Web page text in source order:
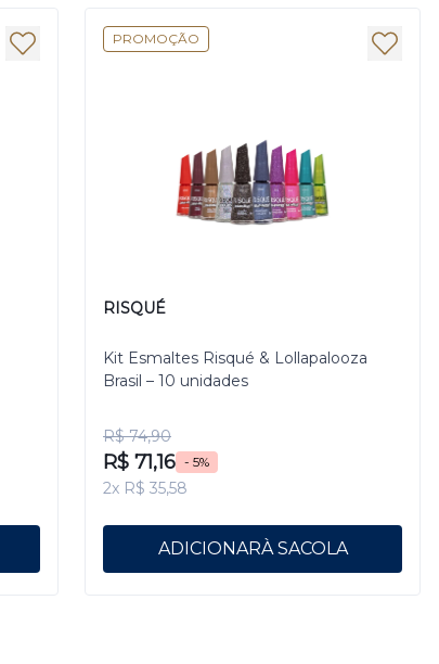
PROMOÇÃO
RISQUÉ
Kit Esmaltes Risqué & Lollapalooza
Brasil – 10 unidades
R$ 74,90
R$ 71,16 - 5%
2x R$ 35,58
ADICIONAR